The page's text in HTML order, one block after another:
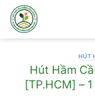
qua
dung
HÚT
Hút Hầm
[TP.HCM] –